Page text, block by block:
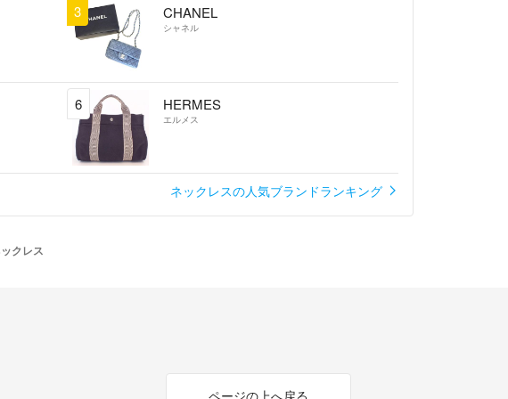
3 CHANEL
シャネル
6 HERMES
エルメス
ネックレスの人気ブランドランキング
クレス